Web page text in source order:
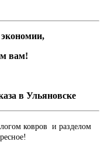
вам!
в Ульяновске
ковров и разделом